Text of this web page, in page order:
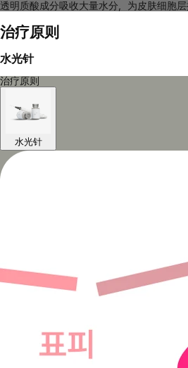
透明质酸成分吸收大量水分，为皮肤细胞层
治疗原则
水光针
治疗原则
水光针